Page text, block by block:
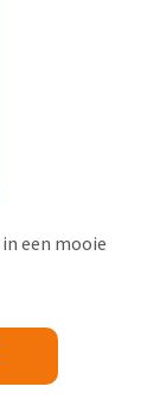
in een mooie